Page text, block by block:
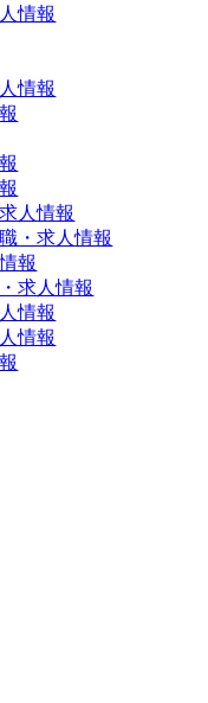
情報
情報
人情報
・求人情報
報
求人情報
情報
情報